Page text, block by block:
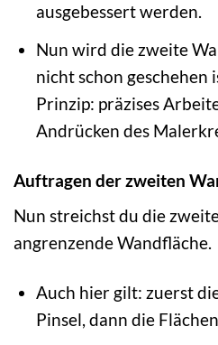
ausgebessert werden.
Nun wird die zweite
nicht schon geschehen
Prinzip: präzises
Andrücken des
Auftragen der zweiten
Nun streichst du die
angrenzende Wandfläche.
Auch hier gilt: zuerst
Pinsel, dann die